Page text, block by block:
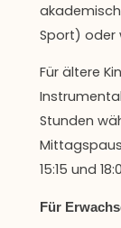
Sport) oder
Für ältere
Stunden
15:15 und
Für